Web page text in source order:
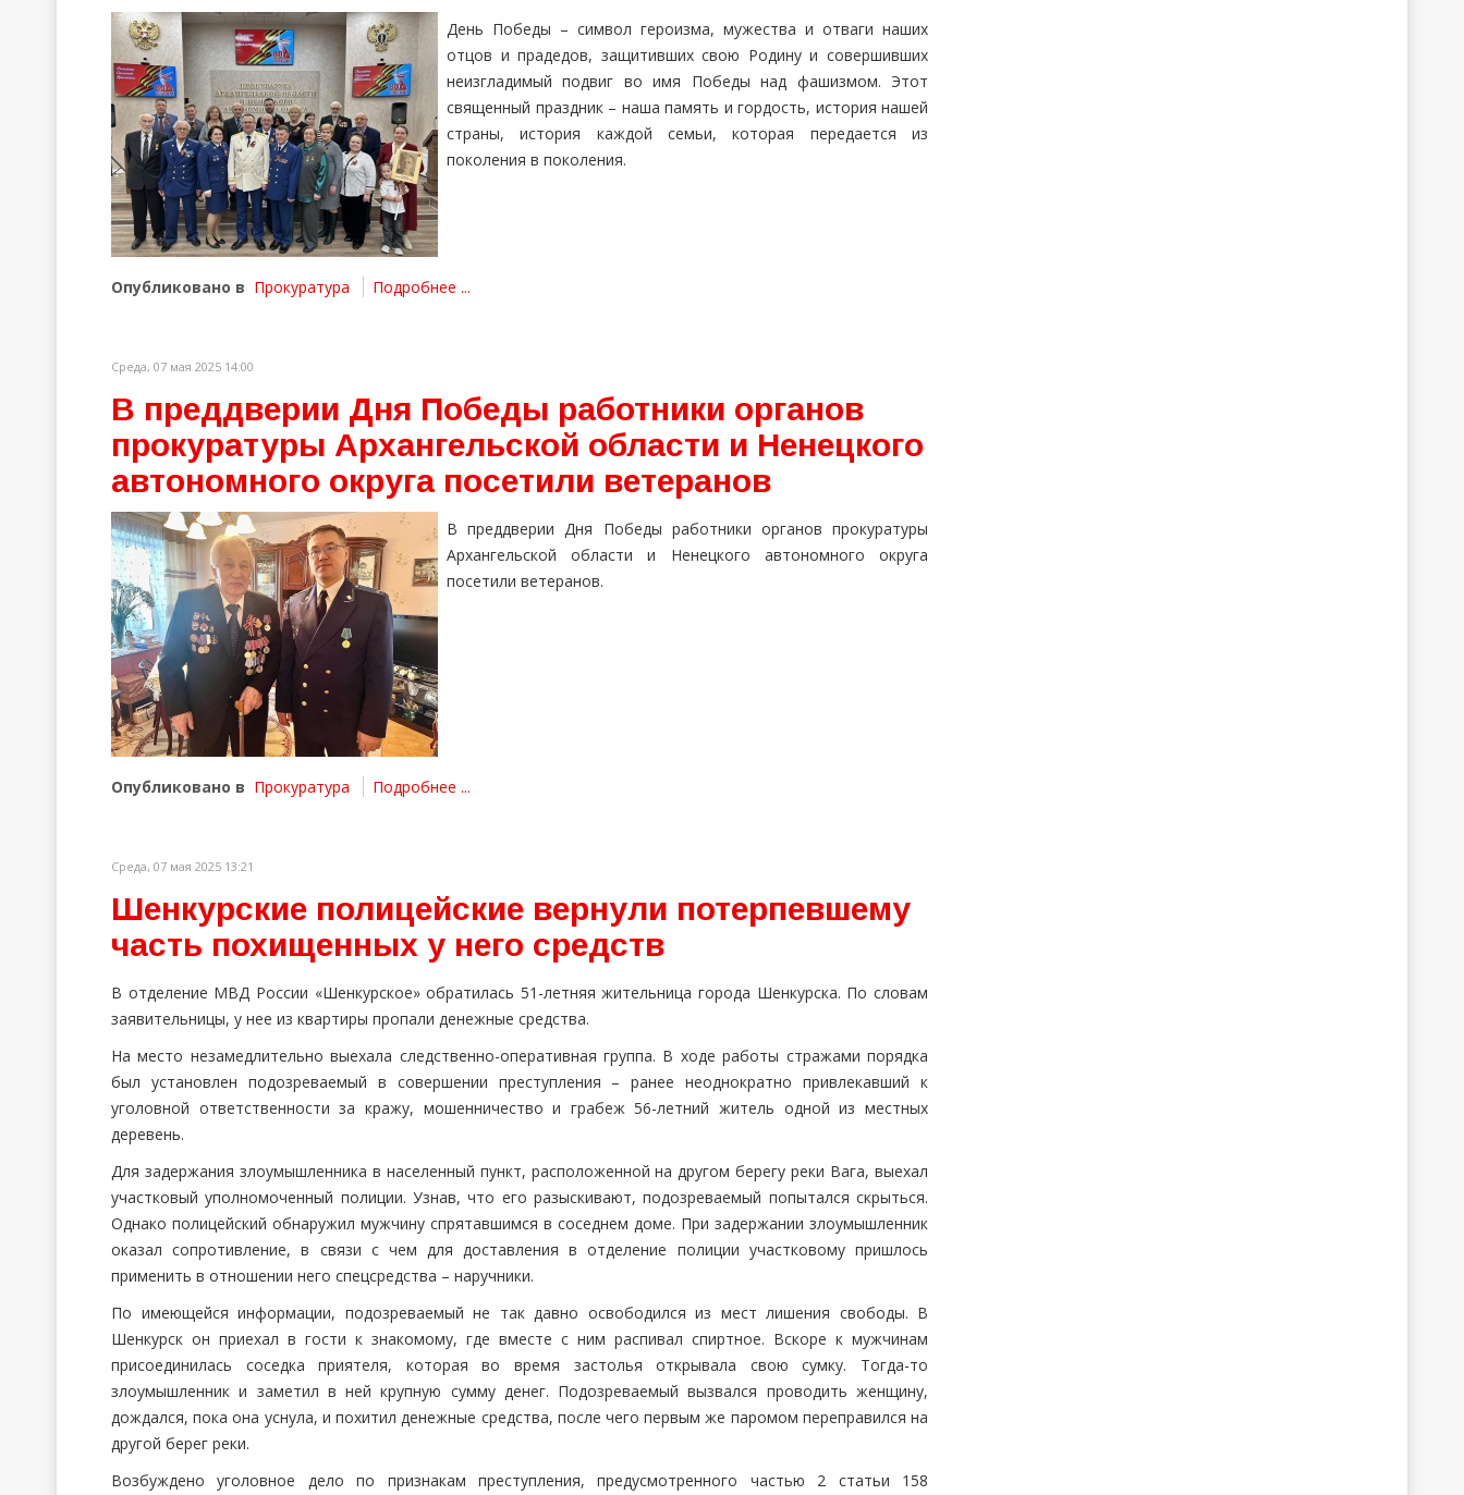
День Победы – символ героизма, мужества и отваги наших
отцов и прадедов, защитивших свою Родину и совершивших
неизгладимый подвиг во имя Победы над фашизмом. Этот
священный праздник – наша память и гордость, история нашей
страны, история каждой семьи, которая передается из
поколения в поколения.
Опубликовано в Прокуратура Подробнее ...
Среда, 07 мая 2025 14:00
В преддверии Дня Победы работники органов
прокуратуры Архангельской области и Ненецкого
автономного округа посетили ветеранов
В преддверии Дня Победы работники органов прокуратуры
Архангельской области и Ненецкого автономного округа
посетили ветеранов.
Опубликовано в Прокуратура Подробнее ...
Среда, 07 мая 2025 13:21
Шенкурские полицейские вернули потерпевшему
часть похищенных у него средств
В отделение МВД России «Шенкурское» обратилась 51-летняя жительница города Шенкурска. По словам
заявительницы, у нее из квартиры пропали денежные средства.
На место незамедлительно выехала следственно-оперативная группа. В ходе работы стражами порядка
был установлен подозреваемый в совершении преступления – ранее неоднократно привлекавший к
уголовной ответственности за кражу, мошенничество и грабеж 56-летний житель одной из местных
деревень.
Для задержания злоумышленника в населенный пункт, расположенной на другом берегу реки Вага, выехал
участковый уполномоченный полиции. Узнав, что его разыскивают, подозреваемый попытался скрыться.
Однако полицейский обнаружил мужчину спрятавшимся в соседнем доме. При задержании злоумышленник
оказал сопротивление, в связи с чем для доставления в отделение полиции участковому пришлось
применить в отношении него спецсредства – наручники.
По имеющейся информации, подозреваемый не так давно освободился из мест лишения свободы. В
Шенкурск он приехал в гости к знакомому, где вместе с ним распивал спиртное. Вскоре к мужчинам
присоединилась соседка приятеля, которая во время застолья открывала свою сумку. Тогда-то
злоумышленник и заметил в ней крупную сумму денег. Подозреваемый вызвался проводить женщину,
дождался, пока она уснула, и похитил денежные средства, после чего первым же паромом переправился на
другой берег реки.
Возбуждено уголовное дело по признакам преступления, предусмотренного частью 2 статьи 158